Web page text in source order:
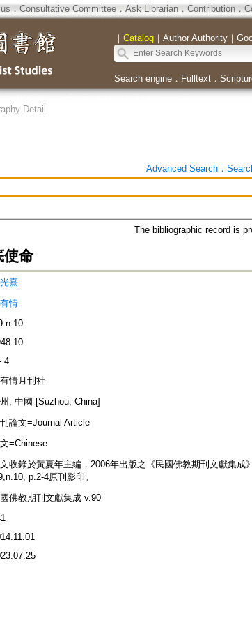
． Consultative Committee． Ask Librarian． Contribution．
｜ Catalog｜ Author Authority｜
Search engine． Fulltext．
Detail
Advanced Search．
The bibliographic record is
使命
熹
情
n.10
4
情月刊社
, 中國 [Suzhou, China]
論文=Journal Article
=Chinese
收錄於黃夏年主編，2006年出版之《民國佛教期刊文獻集成
p.2-4原刊影印。
佛教期刊文獻集成 v.90